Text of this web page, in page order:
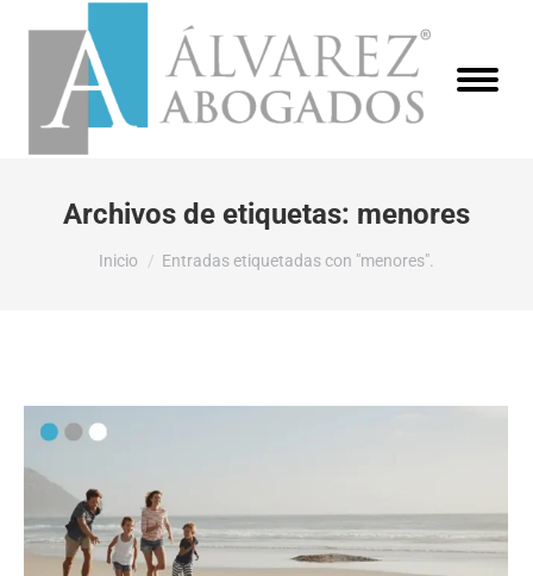
Archivos de etiquetas: menores
Estás aquí:
Inicio Entradas etiquetadas con "menores".